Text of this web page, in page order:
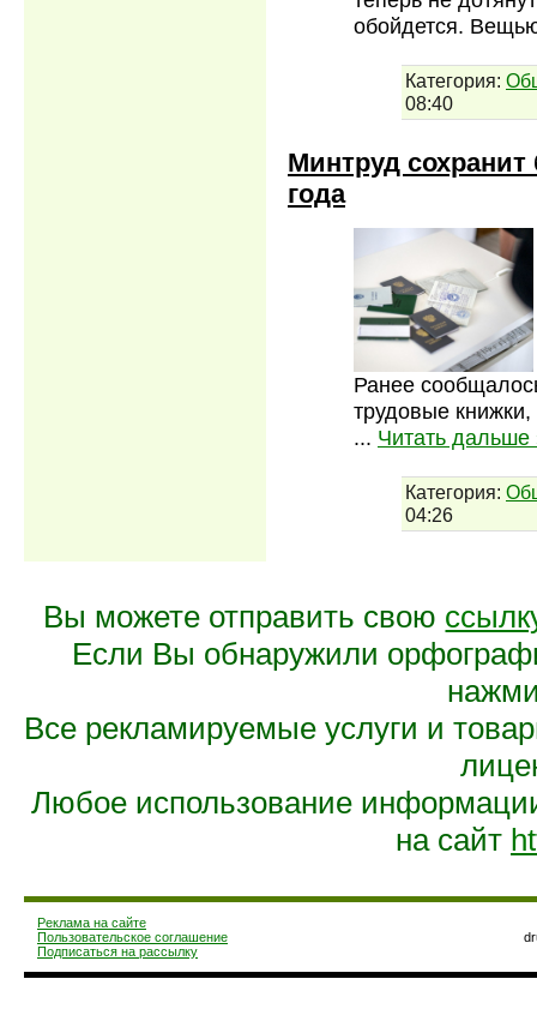
обойдется.
Категория:
08:40
Минтруд
года
Ранее
трудовые
... Читать дальше
Категория:
04:26
Вы можете отправить свою
Если Вы обнаружили
Все рекламируемые услуги и
Любое использование
на сайт
Реклама на сайте
Пользовательское соглашение
Подписаться на рассылку